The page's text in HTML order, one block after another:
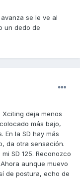
se le ve al
un dedo de
deja menos
más bajo,
En la SD hay más
da otra sensación.
SD 125. Reconozco
aunque muevo
de postura, echo de